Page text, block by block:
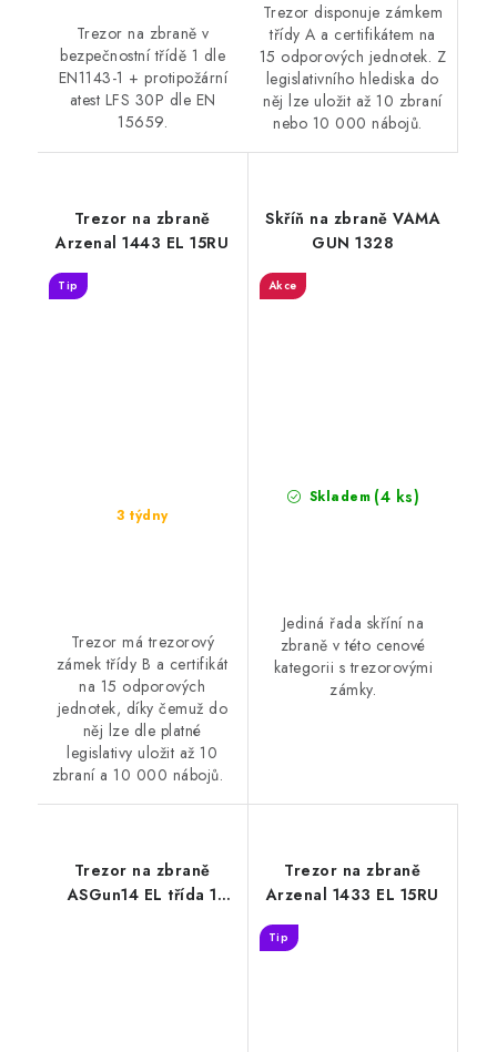
Trezor na zbraně v
bezpečnostní třídě 1 dle
EN1143-1 + protipožární
atest LFS 30P dle EN
15659.
Trezor disponuje zámkem
třídy A a certifikátem na
15 odporových jednotek. Z
legislativního hlediska do
něj lze uložit až 10 zbraní
nebo 10 000 nábojů.
Trezor na zbraně
Arzenal 1443 EL 15RU
Tip
3 týdny
Trezor má trezorový
zámek třídy B a certifikát
na 15 odporových
jednotek, díky čemuž do
něj lze dle platné
legislativy uložit až 10
zbraní a 10 000 nábojů.
Skříň na zbraně VAMA
GUN 1328
Akce
Skladem (4 ks)
Jediná řada skříní na
zbraně v této cenové
kategorii s trezorovými
zámky.
Trezor na zbraně
ASGun14 EL třída 1
Trezor na zbraně
Arzenal 1433 EL 15RU
Tip